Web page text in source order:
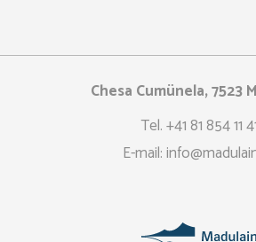
Chesa Cumünela, 7523
Tel.+41 81 854 11
E-mail: